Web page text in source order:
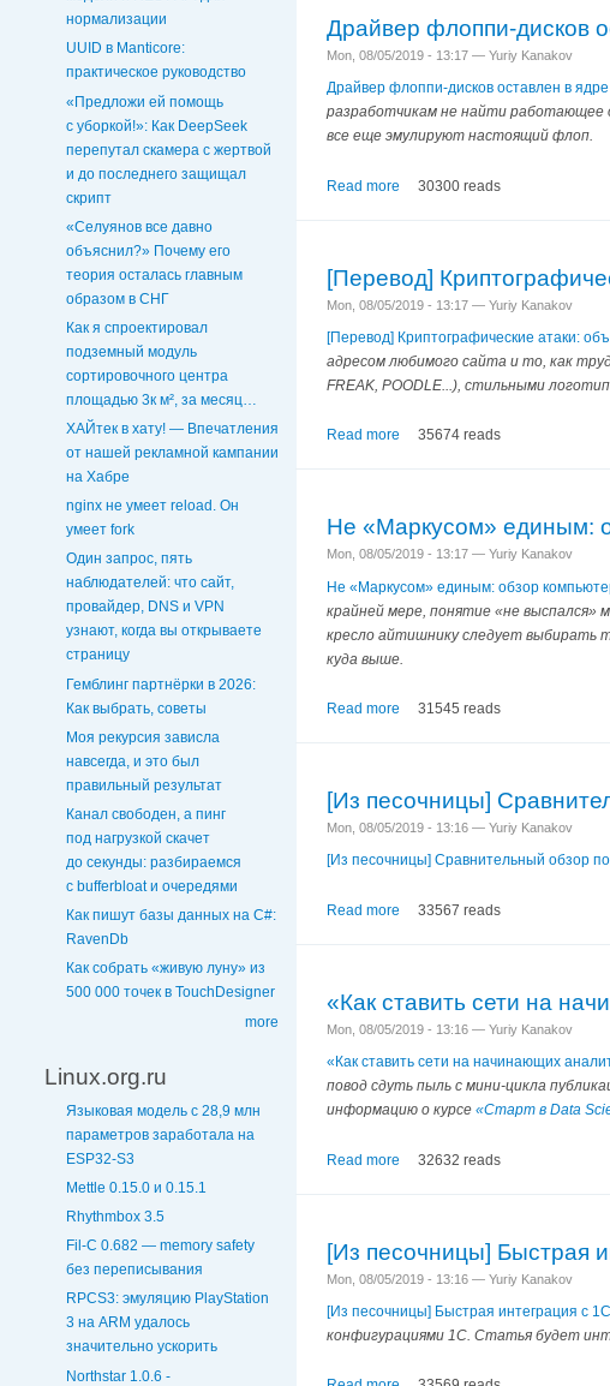
нормализации
UUID в Manticore:
практическое руководство
«Предложи ей помощь
с уборкой!»: Как DeepSeek
перепутал скамера с жертвой
и до последнего защищал
скрипт
«Селуянов все давно
объяснил?» Почему его
теория осталась главным
образом в СНГ
Как я спроектировал
подземный модуль
сортировочного центра
площадью 3к м², за месяц…
ХАЙтек в хату! — Впечатления
от нашей рекламной кампании
на Хабре
nginx не умеет reload. Он
умеет fork
Один запрос, пять
наблюдателей: что сайт,
провайдер, DNS и VPN
узнают, когда вы открываете
страницу
Гемблинг партнёрки в 2026:
Как выбрать, советы
Моя рекурсия зависла
навсегда, и это был
правильный результат
Канал свободен, а пинг
под нагрузкой скачет
до секунды: разбираемся
с bufferbloat и очередями
Как пишут базы данных на C#:
RavenDb
Как собрать «живую луну» из
500 000 точек в TouchDesigner
more
Linux.org.ru
Языковая модель с 28,9 млн
параметров заработала на
ESP32-S3
Mettle 0.15.0 и 0.15.1
Rhythmbox 3.5
Fil-C 0.682 — memory safety
без переписывания
RPCS3: эмуляцию PlayStation
3 на ARM удалось
значительно ускорить
Northstar 1.0.6 -
Драйвер флоппи-дисков
Mon, 08/05/2019 - 13:17 — Yuriy Kanakov
Драйвер флоппи-дисков оставлен в
разработчикам не найти работающее
все еще эмулируют настоящий флоп.
Read more 30300 reads
[Перевод]
Mon, 08/05/2019 - 13:17 — Yuriy Kanakov
[Перевод] Криптографические атаки:
адресом любимого сайта и то, как
FREAK, POODLE...), стильными
Read more 35674 reads
Не «Маркусом» единым:
Mon, 08/05/2019 - 13:17 — Yuriy Kanakov
Не «Маркусом» единым: обзор
крайней мере, понятие «не выспался»
кресло айтишнику следует выбирать
куда выше.
Read more 31545 reads
[Из песочницы]
Mon, 08/05/2019 - 13:16 — Yuriy Kanakov
[Из песочницы] Сравнительный обзор
Read more 33567 reads
«Как ставить сети на
Mon, 08/05/2019 - 13:16 — Yuriy Kanakov
«Как ставить сети на начинающих
повод сдуть пыль с мини-цикла
информацию о курсе «Старт в Data
Read more 32632 reads
[Из песочницы] Быстрая
Mon, 08/05/2019 - 13:16 — Yuriy Kanakov
[Из песочницы] Быстрая интеграция с
конфигурациями 1С. Статья будет